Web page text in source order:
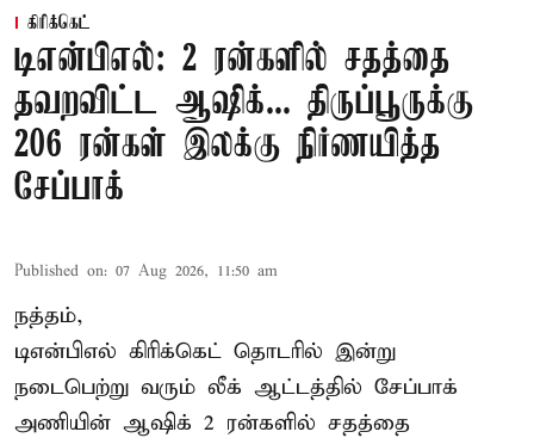
கிரிக்கெட்
டிஎன்பிஎல்: 2 ரன்களில் சதத்தை
தவறவிட்ட ஆஷிக்... திருப்பூருக்கு
206 ரன்கள் இலக்கு நிர்ணயித்த
சேப்பாக்
Published on: 07 Aug 2026, 11:50 am
நத்தம்,
டிஎன்பிஎல் கிரிக்கெட் தொடரில் இன்று
நடைபெற்று வரும் லீக் ஆட்டத்தில் சேப்பாக்
அணியின் ஆஷிக் 2 ரன்களில் சதத்தை